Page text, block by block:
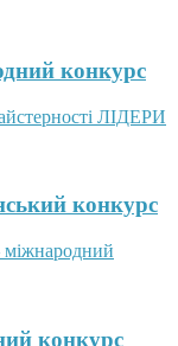
конкурс
конкурс
конкурс